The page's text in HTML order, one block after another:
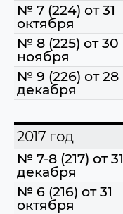
№ 7 (224) от 31
октября
№ 8 (225) от 30
ноября
№ 9 (226) от 28
декабря
2017 год
№ 7-8 (217) от 31
декабря
№ 6 (216) от 31
октября